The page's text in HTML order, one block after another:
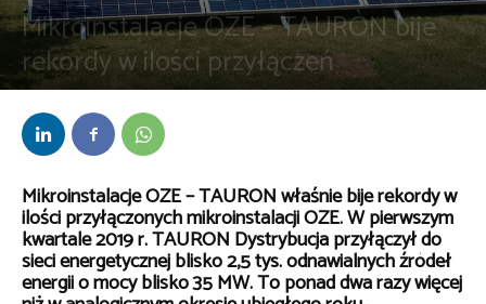
Mikroinstalacje OZE – TAURON bije
rekordy w ilości przyłączeń
Przez bem-
Mikroinstalacje OZE – TAURON właśnie bije rekordy w
ilości przyłączonych mikroinstalacji OZE. W pierwszym
kwartale 2019 r. TAURON Dystrybucja przyłączył do
sieci energetycznej blisko 2,5 tys. odnawialnych źródeł
energii o mocy blisko 35 MW. To ponad dwa razy więcej